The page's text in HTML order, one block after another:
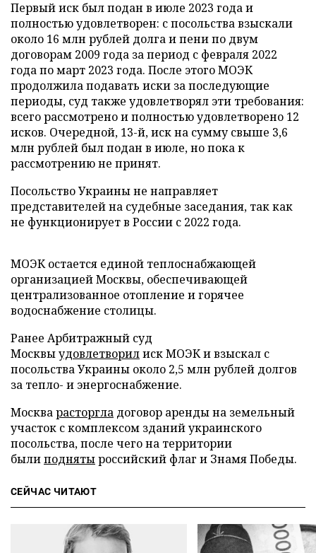
Первый иск был подан в июле 2023 года и
полностью удовлетворен: с посольства взыскали
около 16 млн рублей долга и пени по двум
договорам 2009 года за период с февраля 2022
года по март 2023 года. После этого МОЭК
продолжила подавать иски за последующие
периоды, суд также удовлетворял эти требования:
всего рассмотрено и полностью удовлетворено 12
исков. Очередной, 13-й, иск на сумму свыше 3,6
млн рублей был подан в июле, но пока к
рассмотрению не принят.
Посольство Украины не направляет
представителей на судебные заседания, так как
не функционирует в России с 2022 года.
МОЭК остается единой теплоснабжающей
организацией Москвы, обеспечивающей
централизованное отопление и горячее
водоснабжение столицы.
Ранее Арбитражный суд
Москвыудовлетворилиск МОЭК и взыскал с
посольства Украины около 2,5 млн рублей долгов
за тепло- и энергоснабжение.
Москварасторгла договор аренды на земельный
участок с комплексом зданий украинского
посольства, после чего на территории
былиподнятыроссийский флаг и Знамя Победы.
СЕЙЧАС ЧИТАЮТ